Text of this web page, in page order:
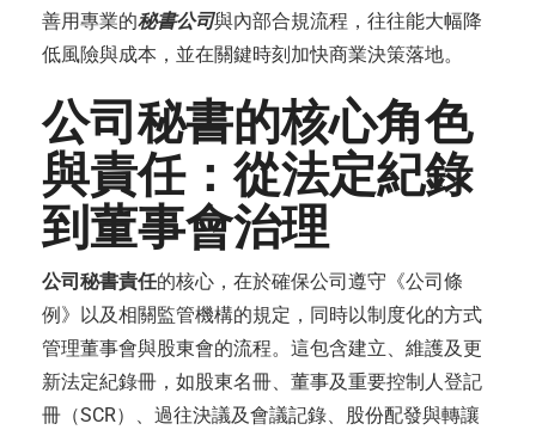
善用專業的秘書公司與內部合規流程，往往能大幅降
低風險與成本，並在關鍵時刻加快商業決策落地。
公司秘書的核心角色
與責任：從法定紀錄
到董事會治理
公司秘書責任的核心，在於確保公司遵守《公司條
例》以及相關監管機構的規定，同時以制度化的方式
管理董事會與股東會的流程。這包含建立、維護及更
新法定紀錄冊，如股東名冊、董事及重要控制人登記
冊（SCR）、過往決議及會議記錄、股份配發與轉讓